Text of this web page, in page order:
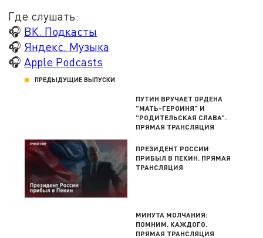
Где слушать:
🎧 ВК. Подкасты
🎧 Яндекс. Музыка
🎧 Apple Podcasts
ПРЕДЫДУЩИЕ ВЫПУСКИ
ПУТИН ВРУЧАЕТ ОРДЕНА
"МАТЬ-ГЕРОИНЯ" И
"РОДИТЕЛЬСКАЯ СЛАВА".
ПРЯМАЯ ТРАНСЛЯЦИЯ
ПРЕЗИДЕНТ РОССИИ
ПРИБЫЛ В ПЕКИН. ПРЯМАЯ
ТРАНСЛЯЦИЯ
МИНУТА МОЛЧАНИЯ:
ПОМНИМ. КАЖДОГО.
ПРЯМАЯ ТРАНСЛЯЦИЯ